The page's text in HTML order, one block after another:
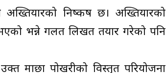
निष्कर्ष छ। अख्तियारको
भएको भन्ने गलत लिखत तयार गरेको पनि
माछा पोखरीको विस्तृत परियोजना